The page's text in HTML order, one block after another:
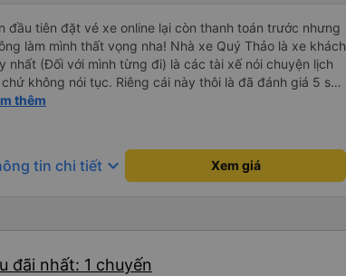
đầu tiên đặt vé xe online lại còn thanh toán trước nhưng
làm mình thất vọng nha! Nhà xe Quý Thảo là xe khách
nhất (Đối với mình từng đi) là các tài xế nói chuyện lịch
không nói tục. Riêng cái này thôi là đã đánh giá 5 sao
Chú tài xế còn uống pepsi rất dễ thương chứ không có
thêm
tin chi tiết keyboard_arrow_down Xem giá
đãi nhất: 1 chuyến